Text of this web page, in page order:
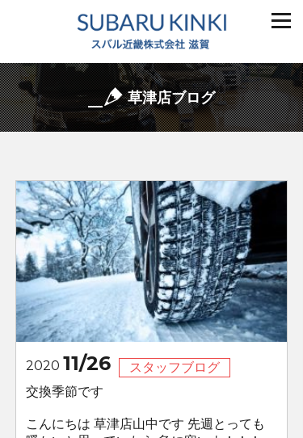
草津店ブログ
2020 11/26
スタッフブログ
交換季節です
こんにちは 草津店山中です 先週とっても